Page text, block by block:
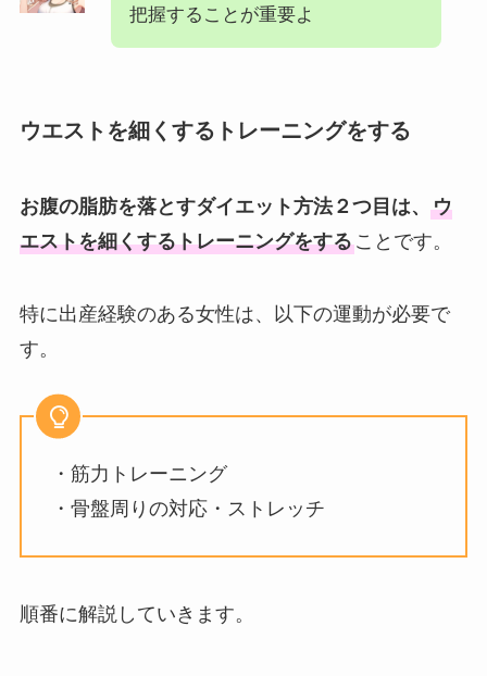
把握することが重要よ
ウエストを細くするトレーニングをする
お腹の脂肪を落とすダイエット方法２つ目は、 ウ
エストを細くするトレーニングをすることです。
特に出産経験のある女性は、以下の運動が必要で
す。
・筋力トレーニング
・骨盤周りの対応・ストレッチ
順番に解説していきます。